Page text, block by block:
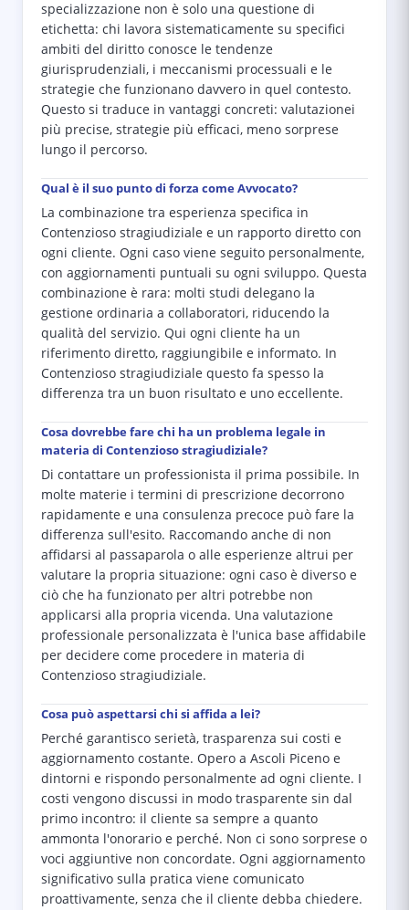
specializzazione non è solo una questione di
etichetta: chi lavora sistematicamente su specifici
ambiti del diritto conosce le tendenze
giurisprudenziali, i meccanismi processuali e le
strategie che funzionano davvero in quel contesto.
Questo si traduce in vantaggi concreti: valutazionei
più precise, strategie più efficaci, meno sorprese
lungo il percorso.
Qual è il suo punto di forza come Avvocato?
La combinazione tra esperienza specifica in
Contenzioso stragiudiziale e un rapporto diretto con
ogni cliente. Ogni caso viene seguito personalmente,
con aggiornamenti puntuali su ogni sviluppo. Questa
combinazione è rara: molti studi delegano la
gestione ordinaria a collaboratori, riducendo la
qualità del servizio. Qui ogni cliente ha un
riferimento diretto, raggiungibile e informato. In
Contenzioso stragiudiziale questo fa spesso la
differenza tra un buon risultato e uno eccellente.
Cosa dovrebbe fare chi ha un problema legale in
materia di Contenzioso stragiudiziale?
Di contattare un professionista il prima possibile. In
molte materie i termini di prescrizione decorrono
rapidamente e una consulenza precoce può fare la
differenza sull'esito. Raccomando anche di non
affidarsi al passaparola o alle esperienze altrui per
valutare la propria situazione: ogni caso è diverso e
ciò che ha funzionato per altri potrebbe non
applicarsi alla propria vicenda. Una valutazione
professionale personalizzata è l'unica base affidabile
per decidere come procedere in materia di
Contenzioso stragiudiziale.
Cosa può aspettarsi chi si affida a lei?
Perché garantisco serietà, trasparenza sui costi e
aggiornamento costante. Opero a Ascoli Piceno e
dintorni e rispondo personalmente ad ogni cliente. I
costi vengono discussi in modo trasparente sin dal
primo incontro: il cliente sa sempre a quanto
ammonta l'onorario e perché. Non ci sono sorprese o
voci aggiuntive non concordate. Ogni aggiornamento
significativo sulla pratica viene comunicato
proattivamente, senza che il cliente debba chiedere.